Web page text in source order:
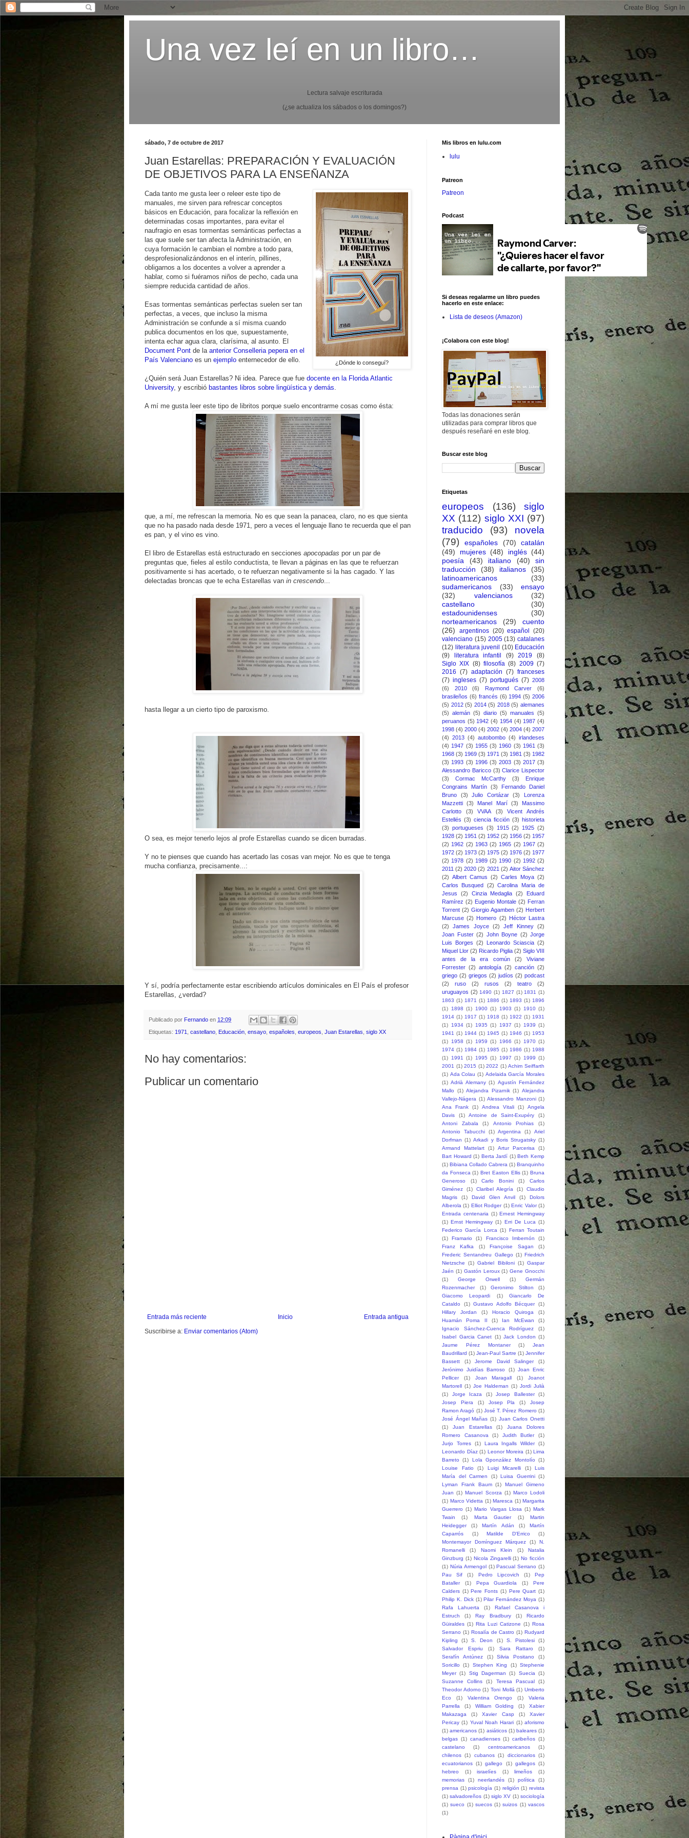
Una vez leí en un libro…
Lectura salvaje escriturada
(¿se actualiza los sábados o los domingos?)
sábado, 7 de octubre de 2017
Juan Estarellas: PREPARACIÓN Y EVALUACIÓN
DE OBJETIVOS PARA LA ENSEÑANZA
¿Dónde lo conseguí?
Cada tanto me gusta leer o releer este tipo de
manuales, me sirven para refrescar conceptos
básicos en Educación, para focalizar la reflexión en
determinadas cosas importantes, para evitar el
naufragio en esas tormentas semánticas perfectas a
las que suele ser tan afecta la Administración, en
cuya formación le cambian el nombre a todo para,
desprofesionalizándonos en el interín, pillines,
obligarnos a los docentes a volver a aprender a
hablar, como si fuéramos niños de pecho, cada una
siempre reducida cantidad de años.
Esas tormentas semánticas perfectas suelen ser tan
perfectas, a veces, que incluso la misma
Administración se confunde a sí misma cuando
publica documentos en los que, supuestamente,
intenta echar agua clara, clarísima, al asunto. El
Document Pont de la anterior Conselleria pepera en el
País Valenciano es un ejemplo enternecedor de ello.
¿Quién será Juan Estarellas? Ni idea. Parece que fue docente en la Florida Atlantic
University, y escribió bastantes libros sobre lingüística y demás
A mí me gusta leer este tipo de libritos porque suelo encontrarme cosas como ésta:
que, a mí, me refrescan la memoria. No es que sean la panacea, claro, no es que sienta
que no ha pasado nada desde 1971, pero a veces el lenguaje llano te recuerda que el pan
es pan, y el vino es vino.
El libro de Estarellas está estructurado en secciones apocopadas por un par de
preguntas que, fieles al estilo conductista, te llevan a páginas en las que te refuerzan
positivamente si has acertado, o te refuerzan negativamente si la has cagado. Y las
delectadas broncas que te echa Estarellas van in crescendo
hasta llegar a un cierto tipo de paroxismo.
O sea, es mejor tenerlo lejos al profe Estarellas cuando se dicen burradas.
Y no te pienses que cuando has acertado las cosas van mejor. No es que te tenga
mucha confianza, precisamente...:
Y sí, podría perfectamente estar escribiendo artículos dominicales en El País el profesor
Estarellas, ¿verdad?
Publicado por Fernando en 12:09
Etiquetas: 1971 castellano Educación ensayo españoles europeos Juan Estarellas siglo XX
No hay comentarios:
Publicar un comentario
Entrada más reciente Entrada antigua
Inicio
Suscribirse a: Enviar comentarios (Atom)
Mis libros en lulu.com
lulu
Patreon
Patreon
Podcast
Si deseas regalarme un libro puedes
hacerlo en este enlace:
Lista de deseos (Amazon)
¡Colabora con este blog!
Todas las donaciones serán
utilizadas para comprar libros que
después reseñaré en este blog.
Buscar este blog
Etiquetas
europeos (136)
siglo
XX (112) siglo XXI (97)
traducido
(93)
novela
(79)
españoles (70)
catalán
(49)
mujeres (48) inglés (44)
poesía
(43) italiano (40)
sin
traducción
(38) italianos
(35)
latinoamericanos
(33)
sudamericanos
(33)
ensayo
(32)
valencianos
(32)
castellano
(30)
estadounidenses
(30)
norteamericanos
(29)
cuento
(26)
argentinos (20) español
(20)
valenciano (15) 2005 (13) catalanes
(12) literatura juvenil (10) Educación
(9)
literatura infantil (9) 2019
(8)
Siglo XIX (8) filosofía (8) 2009 (7)
2016 (7) adaptación (7) franceses
(7) ingleses (7) portugués (7) 2008
(6)
2010 (6) Raymond Carver
(6)
brasileños (6) francés (6) 1994 (5) 2006
(5) 2012 (5) 2014 (5) 2018 (5) alemanes
(5) alemán (5) diario (5) manuales (5)
peruanos (5) 1942 (4) 1954 (4) 1987 (4)
1998 (4) 2000 (4) 2002 (4) 2004 (4) 2007
(4) 2013 (4) autobombo (4) irlandeses
(4) 1947 (3) 1955 (3) 1960 (3) 1961 (3)
1968 (3) 1969 (3) 1971 (3) 1981 (3) 1982
(3) 1993 (3) 1996 (3) 2003 (3) 2017 (3)
Alessandro Baricco (3) Clarice Lispector
(3)
Cormac McCarthy (3)
Enrique
Congrains Martín (3)
Fernando Daniel
Bruno
(3) Julio Cortázar (3)
Lorenza
Mazzetti
(3) Manel Marí (3)
Massimo
Carlotto
(3) VVAA (3)
Vicent Andrés
Estellés (3) ciencia ficción (3) historieta
(3) portugueses (3) 1915 (2) 1925 (2)
1928 (2) 1951 (2) 1952 (2) 1956 (2) 1957
(2) 1962 (2) 1963 (2) 1965 (2) 1967 (2)
1972 (2) 1973 (2) 1975 (2) 1976 (2) 1977
(2) 1978 (2) 1989 (2) 1990 (2) 1992 (2)
2011 (2) 2020 (2) 2021 (2) Aitor Sánchez
(2) Albert Camus (2) Carles Moya (2)
Carlos Busqued (2)
Carolina Maria de
Jesus
(2) Cinzia Medaglia (2)
Eduard
Ramírez (2) Eugenio Montale (2) Ferran
Torrent (2) Giorgio Agamben (2) Herbert
Marcuse (2) Homero (2) Héctor Lastra
(2)
James Joyce (2) Jeff Kinney
(2)
Joan Fuster (2) John Boyne (2) Jorge
Luis Borges (2) Leonardo Sciascia (2)
Miquel Llor (2) Ricardo Piglia (2) Siglo VIII
antes de la era común
(2)
Viviane
Forrester (2) antología (2) canción (2)
griego (2) griegos (2) judíos (2) podcast
(2)
ruso (2) rusos (2) teatro
(2)
uruguayos (2) 1490 (1) 1827 (1) 1831 (1)
1863 (1) 1871 (1) 1886 (1) 1893 (1) 1896
(1)
1898 (1) 1900 (1) 1903 (1) 1910 (1)
1914 (1) 1917 (1) 1918 (1) 1922 (1) 1931
(1)
1934 (1) 1935 (1) 1937 (1) 1939 (1)
1941 (1) 1944 (1) 1945 (1) 1946 (1) 1953
(1)
1958 (1) 1959 (1) 1966 (1) 1970 (1)
1974 (1) 1984 (1) 1985 (1) 1986 (1) 1988
(1)
1991 (1) 1995 (1) 1997 (1) 1999 (1)
2001 (1) 2015 (1) 2022 (1) Achim Seiffarth
(1) Ada Colau (1) Adelaida García Morales
(1) Adrià Alemany (1) Agustín Fernández
Mallo
(1) Alejandra Pizarnik (1) Alejandra
Vallejo-Nágera (1) Alessandro Manzoni (1)
Ana Frank
(1) Andrea Vitali (1)
Angela
Davis
(1) Antoine de Saint-Exupéry
(1)
Antoni Zabala
(1) Antonio Prohias
(1)
Antonio Tabucchi
(1) Argentina (1)
Ariel
Dorfman (1) Arkadi y Boris Strugatsky (1)
Armand Mattelart
(1) Artur Parcerisa
(1)
Bart Howard (1) Berta Jardí (1) Beth Kemp
(1) Bibiana Collado Cabrera (1) Branquinho
da Fonseca (1) Bret Easton Ellis (1) Bruna
Generoso
(1) Carlo Bonini (1)
Carlos
Giménez
(1) Claribel Alegría (1)
Claudio
Magris
(1) David Glen Anvil (1)
Dolors
Alberola (1) Elliot Rodger (1) Enric Valor (1)
Entrada centenaria (1) Ernest Hemingway
(1) Ernst Hemingway (1) Erri De Luca (1)
Federico García Lorca (1) Ferran Toutain
(1)
Framario (1) Francisco Imbernón
(1)
Franz Kafka
(1) Françoise Sagan
(1)
Frederic Sentandreu Gallego (1) Friedrich
Nietzsche
(1) Gabriel Bibiloni (1) Gaspar
Jaén (1) Gastón Leroux (1) Gene Gnocchi
(1)
George Orwell (1)
Germán
Rozenmacher
(1) Geronimo Stilton
(1)
Giacomo Leopardi
(1)
Giancarlo De
Cataldo
(1) Gustavo Adolfo Bécquer
(1)
Hillary Jordan
(1) Horacio Quiroga
(1)
Huamán Poma II
(1) Ian McEwan
(1)
Ignacio Sánchez-Cuenca Rodríguez
(1)
Isabel Garcia Canet (1) Jack London (1)
Jaume Pérez Montaner
(1)
Jean
Baudrillard (1) Jean-Paul Sartre (1) Jennifer
Bassett
(1) Jerome David Salinger
(1)
Jerónimo Juidías Barroso
(1) Joan Enric
Pellicer
(1) Joan Maragall (1)
Joanot
Martorell (1) Joe Haldeman (1) Jordi Julià
(1)
Jorge Icaza (1) Josep Ballester
(1)
Josep Piera
(1) Josep Pla (1)
Josep
Ramon Aragó (1) José T. Pérez Romero (1)
José Ángel Mañas (1) Juan Carlos Onetti
(1)
Juan Estarellas (1)
Juana Dolores
Romero Casanova
(1) Judith Butler
(1)
Jurjo Torres
(1) Laura Ingalls Wilder
(1)
Leonardo Díaz (1) Leonor Moreira (1) Lima
Barreto
(1) Lola Gponzález Montolío
(1)
Louise Fatio
(1) Luigi Micarelli (1)
Luis
María del Carmen
(1) Luisa Guerrini (1)
Lyman Frank Baum
(1)
Manuel Gimeno
Juan (1) Manuel Scorza (1) Marco Lodoli
(1) Marco Videtta (1) Maresca (1) Margarita
Guerrero (1) Mario Vargas Llosa (1) Mark
Twain
(1) Marta Gautier (1)
Martin
Heidegger
(1) Martín Adán (1)
Martín
Caparrós
(1) Matilde D'Errico
(1)
Montemayor Domínguez Márquez
(1)
N.
Romanelli
(1) Naomi Klein (1)
Natalia
Ginzburg (1) Nicola Zingarelli (1) No ficción
(1) Núria Armengol (1) Pascual Serrano (1)
Pau Sif
(1) Pedro Lipcovich (1)
Pep
Bataller
(1) Pepa Guardiola (1)
Pere
Calders (1) Pere Fonts (1) Pere Quart (1)
Philip K. Dick (1) Pilar Fernández Moya (1)
Rafa Lahuerta
(1)
Rafael Casanova i
Estruch
(1) Ray Bradbury (1)
Ricardo
Güiraldes (1) Rita Luzi Catizone (1) Rosa
Serrano (1) Rosalía de Castro (1) Rudyard
Kipling
(1) S. Deon (1) S. Pistolesi
(1)
Salvador Espriu
(1) Sara Rattaro
(1)
Serafín Antúnez
(1) Silvia Positano
(1)
Soricillo
(1) Stephen King (1) Stephenie
Meyer (1) Stig Dagerman (1) Suecia
(1)
Suzanne Collins
(1) Teresa Pascual
(1)
Theodor Adorno (1) Toni Mollá (1) Umberto
Eco
(1) Valentina Orengo (1)
Valeria
Parrella
(1) William Golding (1)
Xabier
Makazaga
(1) Xavier Casp (1)
Xavier
Pericay (1) Yuval Noah Harari (1) aforismo
(1) americanos (1) asiáticos (1) baleares (1)
belgas (1) canadienses (1) caribeños (1)
castelano
(1) centroamericanos
(1)
chilenos (1) cubanos (1) diccionarios (1)
ecuatorianos (1) gallego (1) gallegos (1)
hebreo
(1) israelíes (1) limeños
(1)
memorias
(1) neerlandés (1) política
(1)
prensa (1) psicología (1) religión (1) revista
(1) salvadoreños (1) siglo XV (1) sociología
(1) sueco (1) suecos (1) suizos (1) vascos
(1)